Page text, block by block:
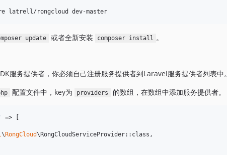
update 或者全新安装 composer install 。
服务提供者，你必须自己注册服务提供者到Laravel服务提供者列表中。
配置文件中，key为 providers 的数组，在数组中添加服务提供者。
'
=> [
\ RongCloud\RongCloudServiceProvider::class,